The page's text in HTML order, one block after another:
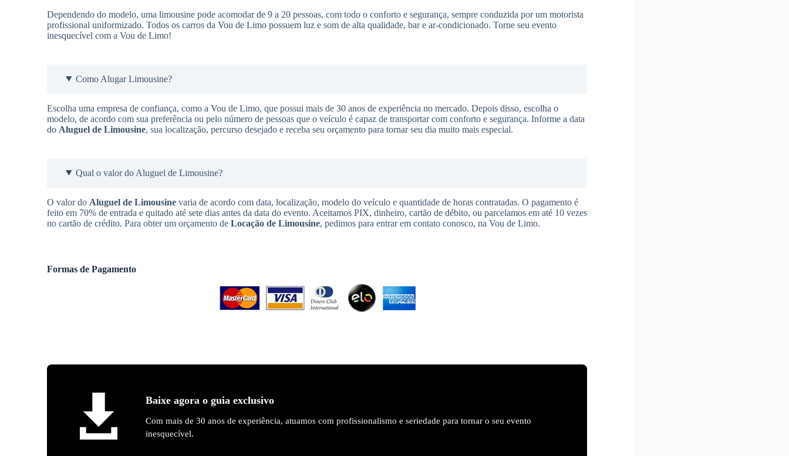
Dependendo do modelo, uma limousine pode acomodar de 9 a 20 pessoas, com todo o conforto e segurança, sempre conduzida por um motorista
profissional uniformizado. Todos os carros da Vou de Limo possuem luz e som de alta qualidade, bar e ar-condicionado. Torne seu evento
inesquecível com a Vou de Limo!
Como Alugar Limousine?
Escolha uma empresa de confiança, como a Vou de Limo, que possui mais de 30 anos de experiência no mercado. Depois disso, escolha o
modelo, de acordo com sua preferência ou pelo número de pessoas que o veículo é capaz de transportar com conforto e segurança. Informe a data
do Aluguel de Limousine, sua localização, percurso desejado e receba seu orçamento para tornar seu dia muito mais especial.
Qual o valor do Aluguel de Limousine?
O valor do Aluguel de Limousine varia de acordo com data, localização, modelo do veículo e quantidade de horas contratadas. O pagamento é
feito em 70% de entrada e quitado até sete dias antes da data do evento. Aceitamos PIX, dinheiro, cartão de débito, ou parcelamos em até 10 vezes
no cartão de crédito. Para obter um orçamento de Locação de Limousine, pedimos para entrar em contato conosco, na Vou de Limo.
Formas de Pagamento
Baixe agora o guia exclusivo
Com mais de 30 anos de experiência, atuamos com profissionalismo e seriedade para tornar o seu evento
inesquecível.